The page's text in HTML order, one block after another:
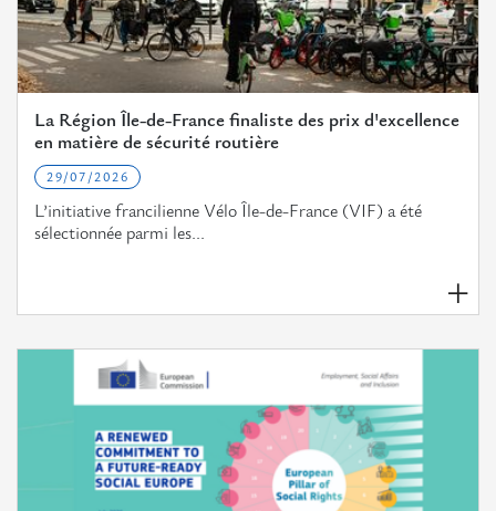
La Région Île-de-France finaliste des prix d'excellence
en matière de sécurité routière
29/07/2026
L’initiative francilienne Vélo Île-de-France (VIF) a été
sélectionnée parmi les...